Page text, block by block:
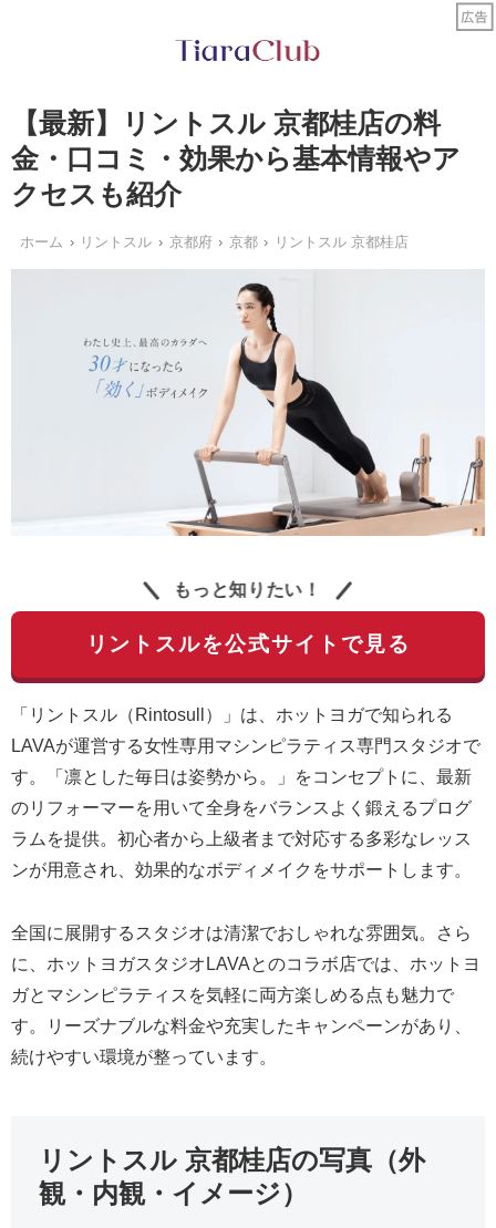
【最新】リントスル 京都桂店の料
金・口コミ・効果から基本情報やア
クセスも紹介
ホーム リントスル 京都府 京都 リントスル 京都桂店
もっと知りたい！
リントスルを公式サイトで見る
「リントスル（Rintosull）」は、ホットヨガで知られる
LAVAが運営する女性専用マシンピラティス専門スタジオで
す。「凛とした毎日は姿勢から。」をコンセプトに、最新
のリフォーマーを用いて全身をバランスよく鍛えるプログ
ラムを提供。初心者から上級者まで対応する多彩なレッス
ンが用意され、効果的なボディメイクをサポートします。
全国に展開するスタジオは清潔でおしゃれな雰囲気。さら
に、ホットヨガスタジオLAVAとのコラボ店では、ホットヨ
ガとマシンピラティスを気軽に両方楽しめる点も魅力で
す。リーズナブルな料金や充実したキャンペーンがあり、
続けやすい環境が整っています。
リントスル 京都桂店の写真（外
観・内観・イメージ）